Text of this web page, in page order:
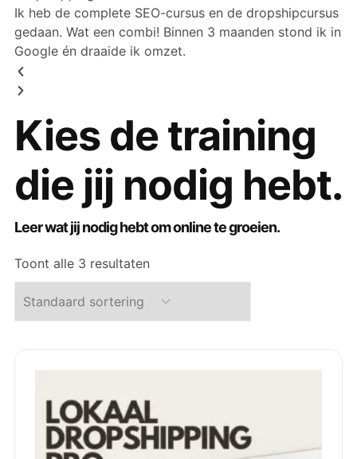
Ik heb de complete SEO-cursus en de dropshipcursus
gedaan. Wat een combi! Binnen 3 maanden stond ik in
Google én draaide ik omzet.
Kies de training
die jij nodig hebt.
Leer wat jij nodig hebt om online te groeien.
Toont alle 3 resultaten